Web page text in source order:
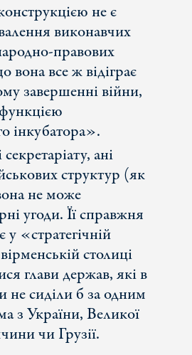
не є
виконавчих
правових
вона все ж відіграє
завершенні війни,
інкубатора».
ані
структур (як
не може
угоди. Її справжня
у «стратегічній
столиці
глави держав, які в
не сиділи б за одним
з України, Великої
чи Грузії.